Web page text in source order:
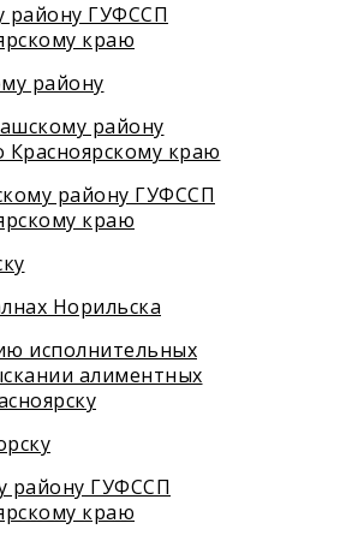
району ГУФССП
краю
району
району
краю
району ГУФССП
краю
Норильска
исполнительных
алиментных
району ГУФССП
краю